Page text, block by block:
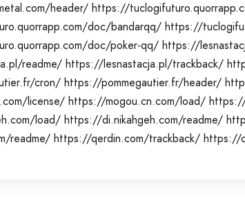
header/ https://
doc/bandarqq/ https://
doc/poker-qq/ https://
readme/ https://lesnastacja.pl/trackback/
cron/ https://pommegautier.fr/header/
license/ https://mogou.cn.com/load/
load/ https://di.nikahgeh.com/readme/
readme/ https://qerdin.com/trackback/ https://